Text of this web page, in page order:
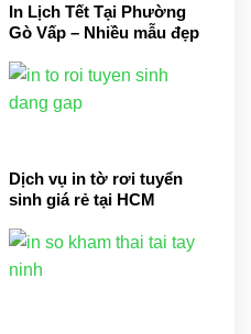
In Lịch Tết Tại Phường
Gò Vấp – Nhiều mẫu đẹp
Dịch vụ in tờ rơi tuyển
sinh giá rẻ tại HCM